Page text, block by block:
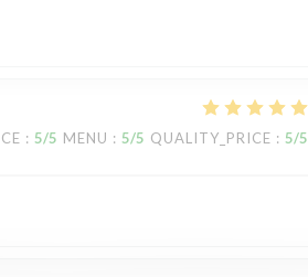
: 5/5 MENU : 5/5 QUALITY_PRICE : 5/5